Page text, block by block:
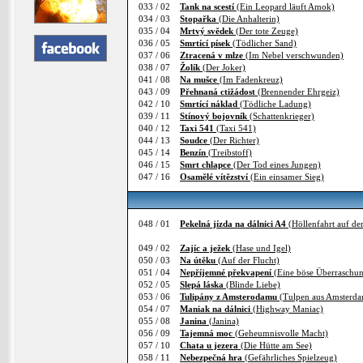
033 / 02
Tank na scestí (Ein Leopard läuft Amok)
034 / 03
Stopařka (Die Anhalterin)
035 / 04
Mrtvý svědek (Der tote Zeuge)
036 / 05
Smrtící písek (Tödlicher Sand)
037 / 06
Ztracená v mlze (Im Nebel verschwunden)
038 / 07
Žolík (Der Joker)
041 / 08
Na mušce (Im Fadenkreuz)
043 / 09
Přehnaná ctižádost (Brennender Ehrgeiz)
042 / 10
Smrtící náklad (Tödliche Ladung)
039 / 11
Stínový bojovník (Schattenkrieger)
040 / 12
Taxi 541 (Taxi 541)
044 / 13
Soudce (Der Richter)
045 / 14
Benzín (Treibstoff)
046 / 15
Smrt chlapce (Der Tod eines Jungen)
047 / 16
Osamělé vítězství (Ein einsamer Sieg)
048 / 01 Pekelná jízda na dálnici A4 (Höllenfahrt auf
049 / 02 Zajíc a ježek (Hase und Igel)
050 / 03
Na útěku (Auf der Flucht)
051 / 04
Nepříjemné překvapení (Eine böse
052 / 05
Slepá láska (Blinde Liebe)
053 / 06
Tulipány z Amsterodamu (Tulpen aus
054 / 07
Maniak na dálnici (Highway Maniac)
055 / 08
Janina (Janina)
056 / 09
Tajemná moc (Geheumnisvolle Macht)
057 / 10
Chata u jezera (Die Hütte am See)
058 / 11
Nebezpečná hra (Gefährliches Spielzeug)